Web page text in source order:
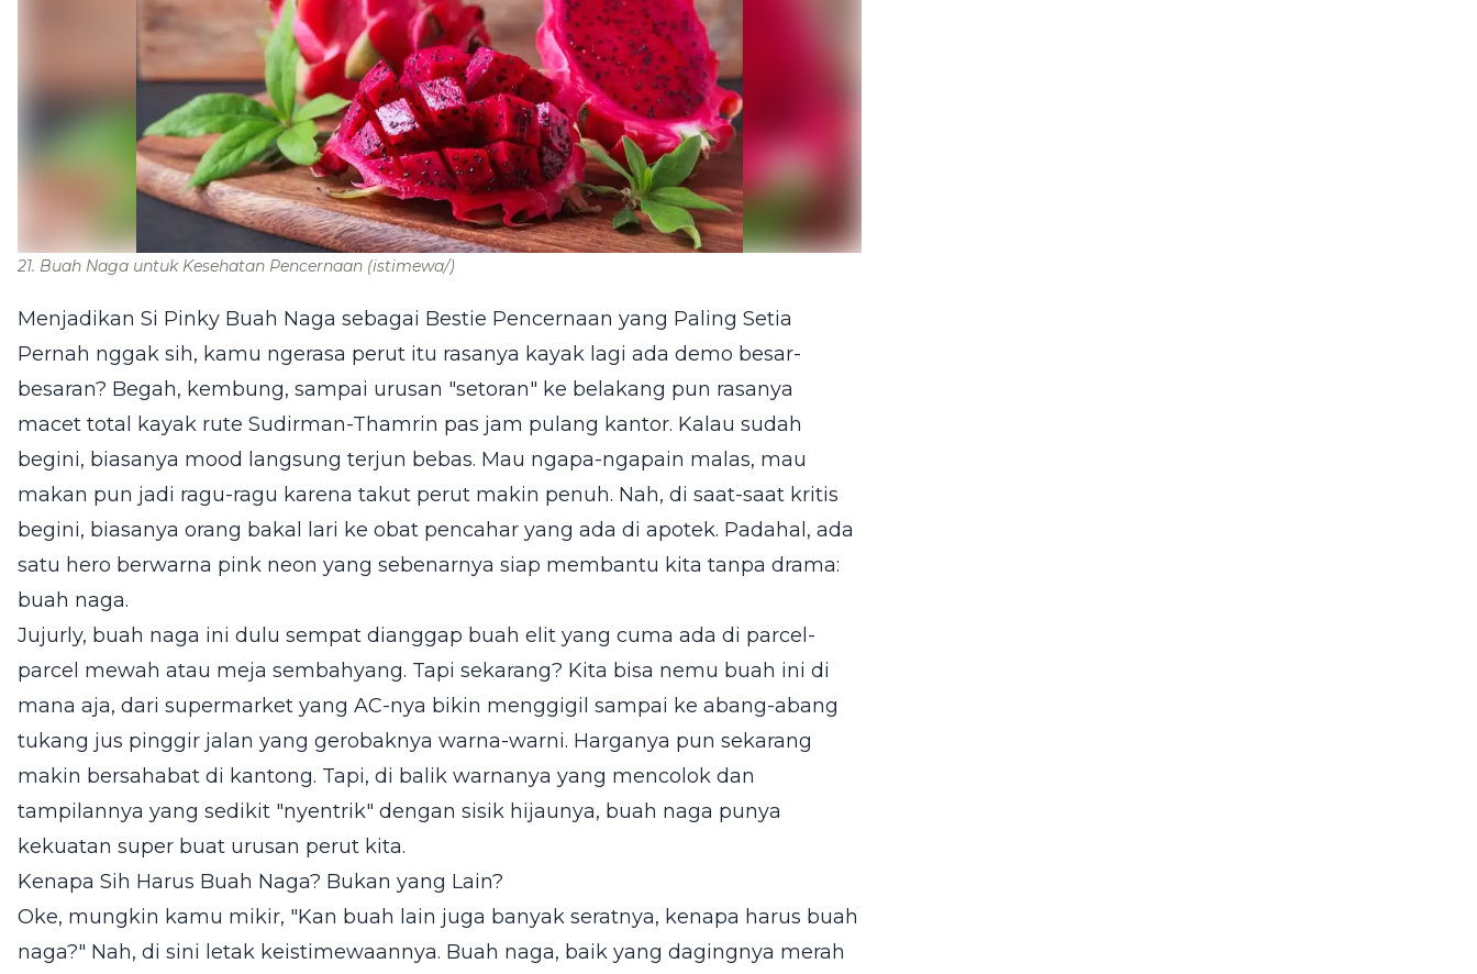
21. Buah Naga untuk Kesehatan Pencernaan (istimewa/)
Menjadikan Si Pinky Buah Naga sebagai Bestie Pencernaan yang Paling Setia
Pernah nggak sih, kamu ngerasa perut itu rasanya kayak lagi ada demo besar-
besaran? Begah, kembung, sampai urusan "setoran" ke belakang pun rasanya
macet total kayak rute Sudirman-Thamrin pas jam pulang kantor. Kalau sudah
begini, biasanya mood langsung terjun bebas. Mau ngapa-ngapain malas, mau
makan pun jadi ragu-ragu karena takut perut makin penuh. Nah, di saat-saat kritis
begini, biasanya orang bakal lari ke obat pencahar yang ada di apotek. Padahal, ada
satu hero berwarna pink neon yang sebenarnya siap membantu kita tanpa drama:
buah naga.
Jujurly, buah naga ini dulu sempat dianggap buah elit yang cuma ada di parcel-
parcel mewah atau meja sembahyang. Tapi sekarang? Kita bisa nemu buah ini di
mana aja, dari supermarket yang AC-nya bikin menggigil sampai ke abang-abang
tukang jus pinggir jalan yang gerobaknya warna-warni. Harganya pun sekarang
makin bersahabat di kantong. Tapi, di balik warnanya yang mencolok dan
tampilannya yang sedikit "nyentrik" dengan sisik hijaunya, buah naga punya
kekuatan super buat urusan perut kita.
Kenapa Sih Harus Buah Naga? Bukan yang Lain?
Oke, mungkin kamu mikir, "Kan buah lain juga banyak seratnya, kenapa harus buah
naga?" Nah, di sini letak keistimewaannya. Buah naga, baik yang dagingnya merah